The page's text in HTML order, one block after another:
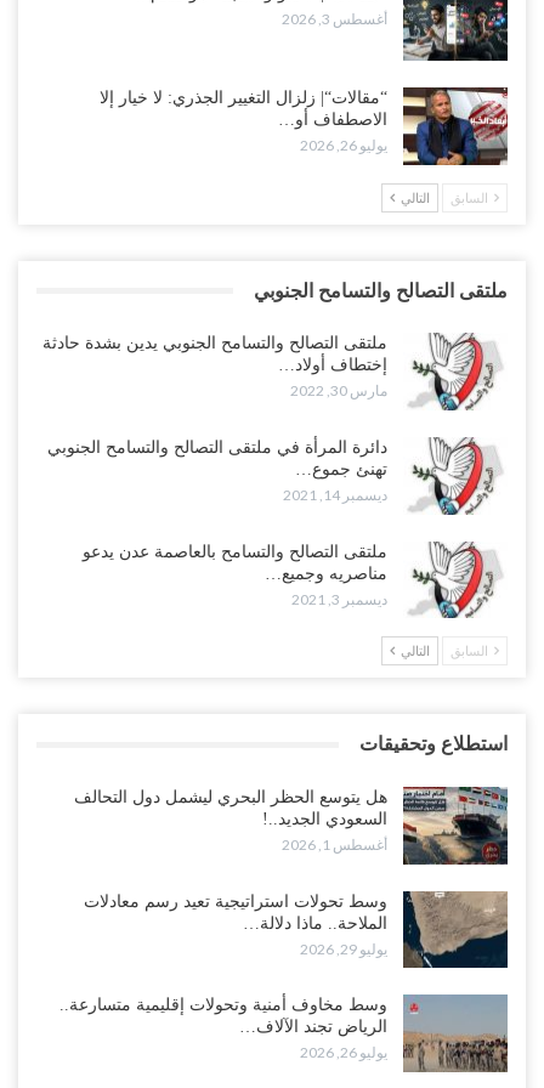
أغسطس 3, 2026
“مقالات“| زلزال التغيير الجذري: لا خيار إلا
الاصطفاف أو…
يوليو 26, 2026
السابق التالي
ملتقى التصالح والتسامح الجنوبي
ملتقى التصالح والتسامح الجنوبي يدين بشدة حادثة
إختطاف أولاد…
مارس 30, 2022
دائرة المرأة في ملتقى التصالح والتسامح الجنوبي
تهنئ جموع…
ديسمبر 14, 2021
ملتقى التصالح والتسامح بالعاصمة عدن يدعو
مناصريه وجميع…
ديسمبر 3, 2021
السابق التالي
استطلاع وتحقيقات
هل يتوسع الحظر البحري ليشمل دول التحالف
السعودي الجديد..!
أغسطس 1, 2026
وسط تحولات استراتيجية تعيد رسم معادلات
الملاحة.. ماذا دلالة…
يوليو 29, 2026
وسط مخاوف أمنية وتحولات إقليمية متسارعة..
الرياض تجند الآلاف…
يوليو 26, 2026